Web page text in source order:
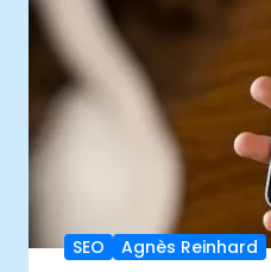
SEO
Agnès Reinhard